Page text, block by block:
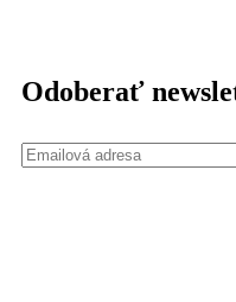
Odoberať